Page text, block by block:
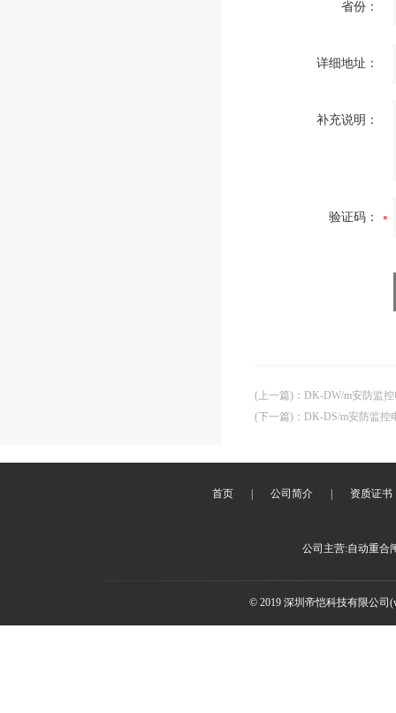
省份：
详细地址：
补充说明：
验证码：
(上一篇) ： DK-DW/m安防监
(下一篇) ： DK-DS/m安防监控
首页 公司简介 资质证书
公司主营:自动重合
© 2019 深圳帝恺科技有限公司